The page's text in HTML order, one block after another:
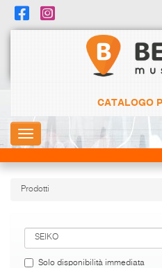
CATALOGO
Toggle
navigation
Prodotti
Solo disponibilità immediata